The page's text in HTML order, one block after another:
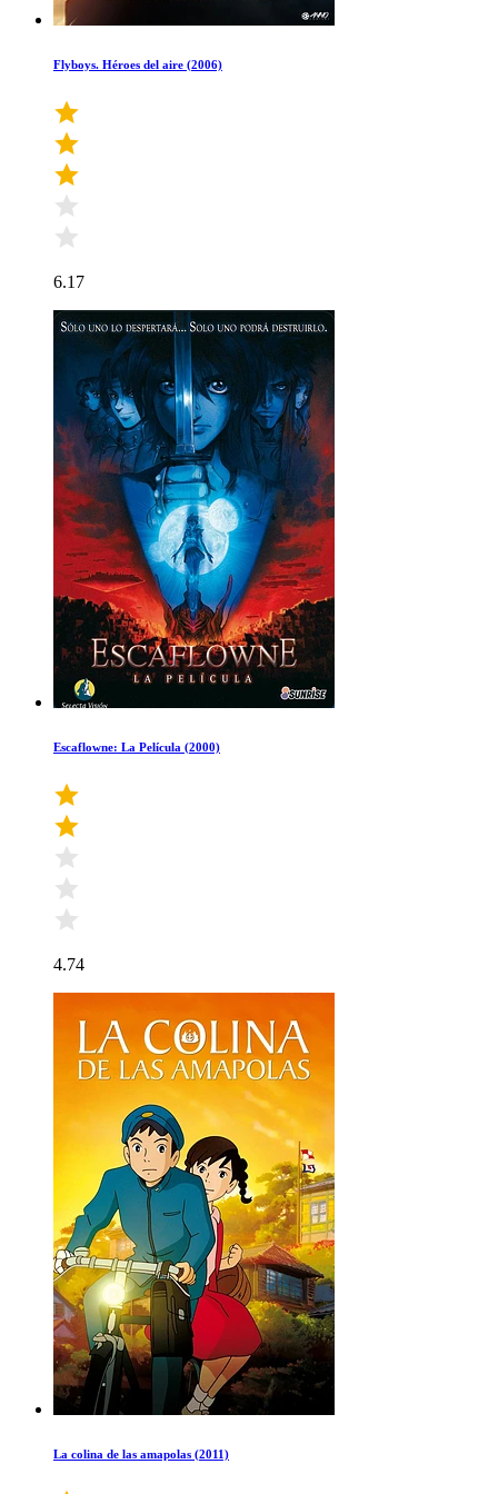
Flyboys. Héroes del aire (2006)
6.17
Escaflowne: La Película (2000)
4.74
La colina de las amapolas (2011)